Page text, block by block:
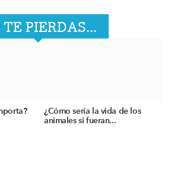
TE PIERDAS...
¿Cómo sería la vida de los
animales si fueran...